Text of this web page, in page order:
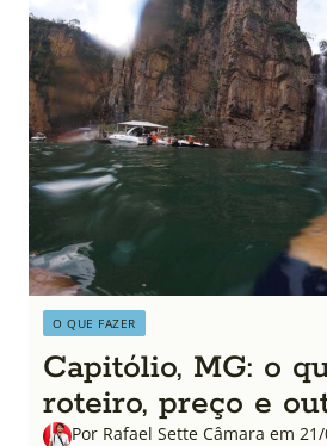
O QUE FAZER
Capitólio, MG: o
roteiro, preço e
Por Rafael Sette Câmara em